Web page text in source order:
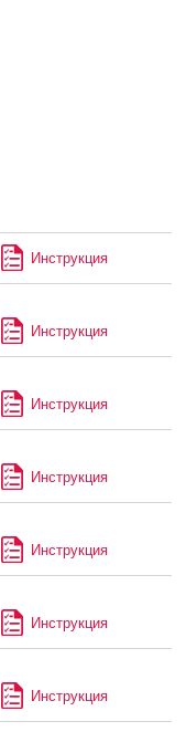
Инструкция
Инструкция
Инструкция
Инструкция
Инструкция
Инструкция
Инструкция